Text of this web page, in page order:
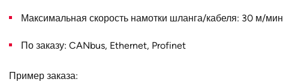
Максимальная скорость намотки шланга/кабеля: 30 м/мин
По заказу: CANbus, Ethernet, Profinet
Пример заказа: